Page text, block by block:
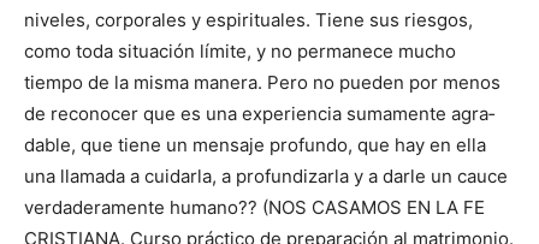
niveles, cor­porales y espiri­tuales. Tiene sus riesgos,
como toda situación límite, y no permanece mucho
tiempo de la misma manera. Pero no pueden por menos
de reconocer que es una ex­periencia suma­mente agra­
dable, que tiene un mensaje profun­do, que hay en ella
una llamada a cuidarla, a profundizarla y a darle un cauce
verda­de­ra­mente humano?? (NOS CASAMOS EN LA FE
CRISTIAN­A. Curso práctico de preparación al matrimonio.